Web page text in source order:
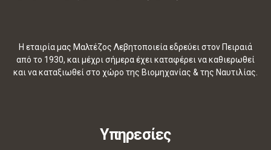
Η εταιρία μας Μαλτέζος Λεβητοποιεία εδρεύει στον Πειραιά
από το 1930, και μέχρι σήμερα έχει καταφέρει να καθιερωθεί
και να καταξιωθεί στο χώρο της Βιομηχανίας & της Ναυτιλίας.
Υπηρεσίες